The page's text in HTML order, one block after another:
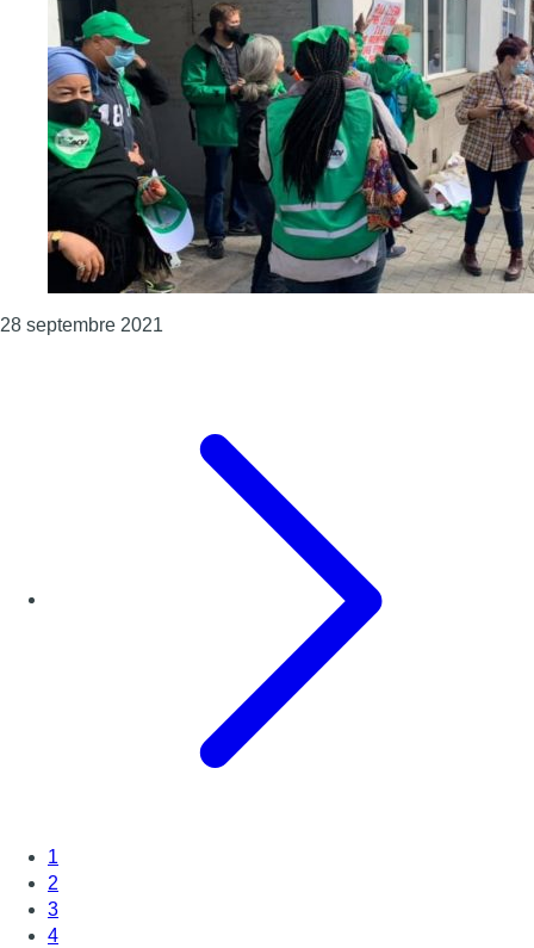
28 septembre 2021
1
2
3
4